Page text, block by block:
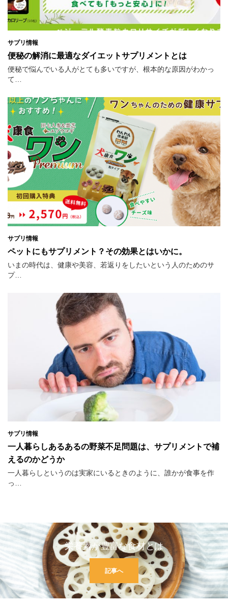
サプリ情報
便秘の解消に最適なダイエットサプリメントとは
便秘で悩んでいる人がとても多いですが、根本的な原因がわかっ
て…
サプリ情報
ペットにもサプリメント？その効果とはいかに。
いまの時代は、健康や美容、若返りをしたいという人のためのサ
プ…
サプリ情報
一人暮らしあるあるの野菜不足問題は、サプリメントで補
えるのかどうか
一人暮らしというのは実家にいるときのように、誰かが食事を作
っ…
栄養素が豊富な食材とは
記事へ